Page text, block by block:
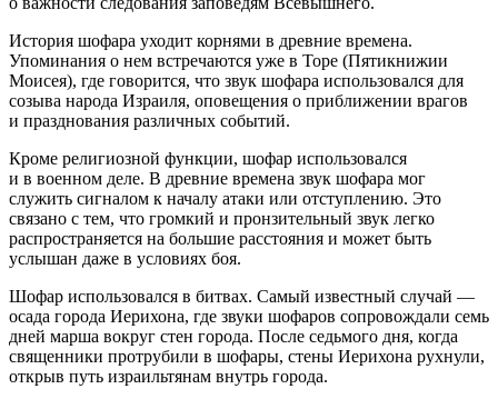
История шофара уходит корнями в древние времена.
Упоминания о нем встречаются уже в Торе (Пятикнижии
Моисея), где говорится, что звук шофара использовался для
созыва народа Израиля, оповещения о приближении врагов
и празднования различных событий.
Кроме религиозной функции, шофар использовался
и в военном деле. В древние времена звук шофара мог
служить сигналом к началу атаки или отступлению. Это
связано с тем, что громкий и пронзительный звук легко
распространяется на большие расстояния и может быть
услышан даже в условиях боя.
Шофар использовался в битвах. Самый известный случай —
осада города Иерихона, где звуки шофаров сопровождали семь
дней марша вокруг стен города. После седьмого дня, когда
священники протрубили в шофары, стены Иерихона рухнули,
открыв путь израильтянам внутрь города.